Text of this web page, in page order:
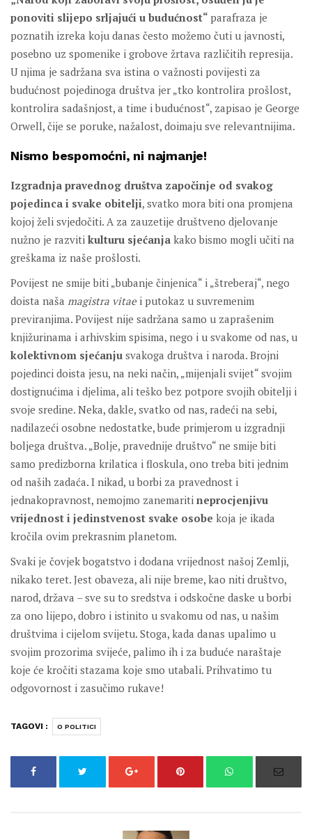
ponoviti slijepo srljajući u budućnost“ parafraza je
poznatih izreka koju danas često možemo čuti u javnosti,
posebno uz spomenike i grobove žrtava različitih represija.
U njima je sadržana sva istina o važnosti povijesti za
budućnost pojedinoga društva jer „tko kontrolira prošlost,
kontrolira sadašnjost, a time i budućnost“, zapisao je George
Orwell, čije se poruke, nažalost, doimaju sve relevantnijima.
Nismo bespomoćni, ni najmanje!
Izgradnja pravednog društva započinje od svakog
pojedinca i svake obitelji, svatko mora biti ona promjena
kojoj želi svjedočiti. A za zauzetije društveno djelovanje
nužno je razviti kulturu sjećanja kako bismo mogli učiti na
greškama iz naše prošlosti.
Povijest ne smije biti „bubanje činjenica“ i „štreberaj“, nego
doista naša magistra vitae i putokaz u suvremenim
previranjima. Povijest nije sadržana samo u zaprašenim
knjižurinama i arhivskim spisima, nego i u svakome od nas, u
kolektivnom sjećanju svakoga društva i naroda. Brojni
pojedinci doista jesu, na neki način, „mijenjali svijet“ svojim
dostignućima i djelima, ali teško bez potpore svojih obitelji i
svoje sredine. Neka, dakle, svatko od nas, radeći na sebi,
nadilazeći osobne nedostatke, bude primjerom u izgradnji
boljega društva. „Bolje, pravednije društvo“ ne smije biti
samo predizborna krilatica i floskula, ono treba biti jednim
od naših zadaća. I nikad, u borbi za pravednost i
jednakopravnost, nemojmo zanemariti neprocjenjivu
vrijednost i jedinstvenost svake osobe koja je ikada
kročila ovim prekrasnim planetom.
Svaki je čovjek bogatstvo i dodana vrijednost našoj Zemlji,
nikako teret. Jest obaveza, ali nije breme, kao niti društvo,
narod, država – sve su to sredstva i odskočne daske u borbi
za ono lijepo, dobro i istinito u svakomu od nas, u našim
društvima i cijelom svijetu. Stoga, kada danas upalimo u
svojim prozorima svijeće, palimo ih i za buduće naraštaje
koje će kročiti stazama koje smo utabali. Prihvatimo tu
odgovornost i zasučimo rukave!
TAGOVI : O POLITICI